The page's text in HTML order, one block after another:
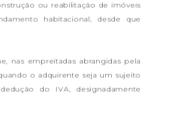
ou reabilitação de imóveis
habitacional, desde que
nas empreitadas abrangidas pela
o adquirente seja um sujeito
do IVA, designadamente